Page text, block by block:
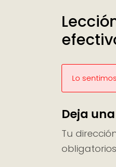
Lo
Deja
Tu